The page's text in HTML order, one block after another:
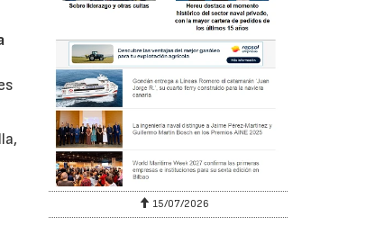
15/07/2026